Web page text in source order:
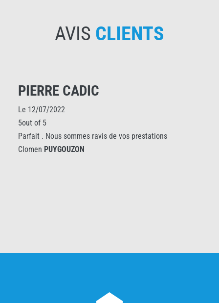
AVIS CLIENTS
PIERRE CADIC
Le 12/07/2022
5out of 5
Parfait . Nous sommes ravis de vos prestations
ClomenPUYGOUZON